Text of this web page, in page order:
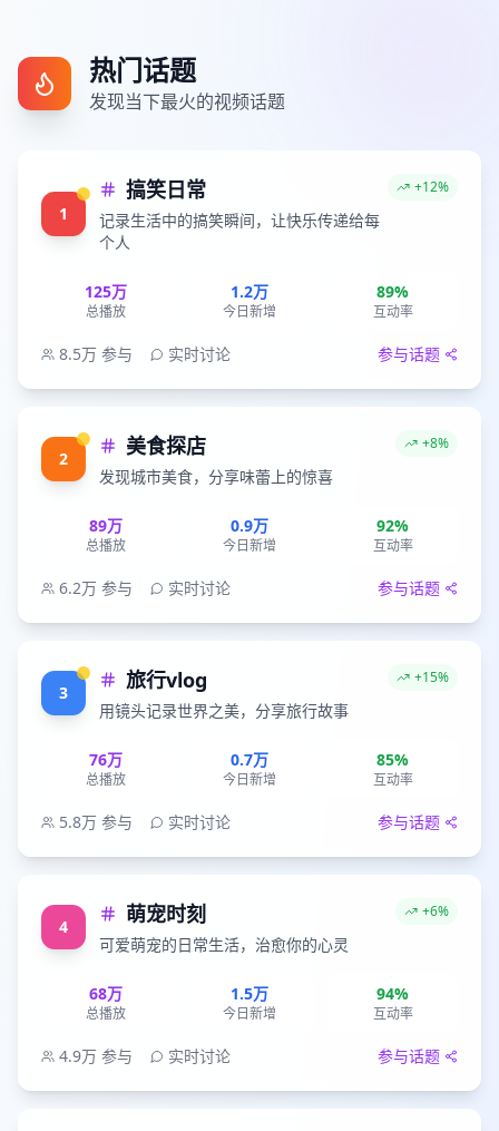
热门话题
发现当下最火的视频话题
1
搞笑日常
记录生活中的搞笑瞬间，让快乐传递给每
个人
+12%
125万
总播放
1.2万
今日新增
89%
互动率
8.5万 参与 实时讨论 参与话题
2 美食探店
发现城市美食，分享味蕾上的惊喜
+8%
89万
总播放
0.9万
今日新增
92%
互动率
6.2万 参与 实时讨论 参与话题
3 旅行vlog
用镜头记录世界之美，分享旅行故事
+15%
76万
总播放
0.7万
今日新增
85%
互动率
5.8万 参与 实时讨论 参与话题
4 萌宠时刻
可爱萌宠的日常生活，治愈你的心灵
+6%
68万
总播放
1.5万
今日新增
94%
互动率
4.9万 参与 实时讨论 参与话题